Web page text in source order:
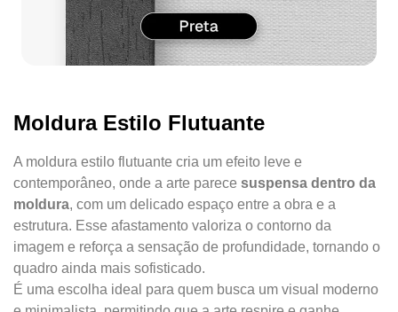
Moldura Estilo Flutuante
A moldura estilo flutuante cria um efeito leve e
contemporâneo, onde a arte parece suspensa dentro da
moldura, com um delicado espaço entre a obra e a
estrutura. Esse afastamento valoriza o contorno da
imagem e reforça a sensação de profundidade, tornando o
quadro ainda mais sofisticado.
É uma escolha ideal para quem busca um visual moderno